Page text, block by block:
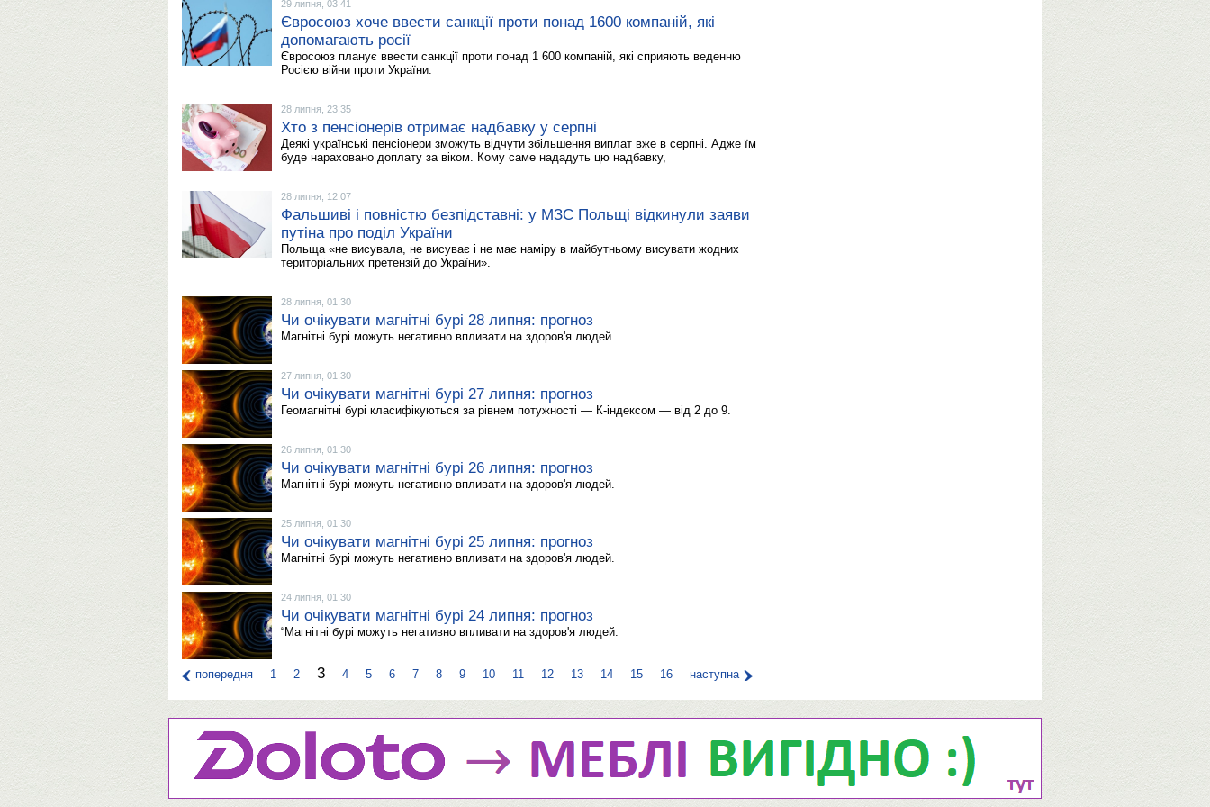
29 липня, 03:41
Євросоюз хоче ввести санкції проти понад 1600 компаній, які
допомагають росії
Євросоюз планує ввести санкції проти понад 1 600 компаній, які сприяють веденню
Росією війни проти України.
28 липня, 23:35
Хто з пенсіонерів отримає надбавку у серпні
Деякі українські пенсіонери зможуть відчути збільшення виплат вже в серпні. Адже їм
буде нараховано доплату за віком. Кому саме нададуть цю надбавку,
28 липня, 12:07
Фальшиві і повністю безпідставні: у МЗС Польщі відкинули заяви
путіна про поділ України
Польща «не висувала, не висуває і не має наміру в майбутньому висувати жодних
територіальних претензій до України».
28 липня, 01:30
Чи очікувати магнітні бурі 28 липня: прогноз
Магнітні бурі можуть негативно впливати на здоров'я людей.
27 липня, 01:30
Чи очікувати магнітні бурі 27 липня: прогноз
Геомагнітні бурі класифікуються за рівнем потужності — К-індексом — від 2 до 9.
26 липня, 01:30
Чи очікувати магнітні бурі 26 липня: прогноз
Магнітні бурі можуть негативно впливати на здоров'я людей.
25 липня, 01:30
Чи очікувати магнітні бурі 25 липня: прогноз
Магнітні бурі можуть негативно впливати на здоров'я людей.
24 липня, 01:30
Чи очікувати магнітні бурі 24 липня: прогноз
“Магнітні бурі можуть негативно впливати на здоров'я людей.
попередня 1 2 3 4 5 6 7 8 9 10 11 12 13 14 15 16 наступна